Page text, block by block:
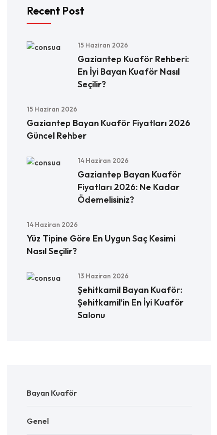
Recent Post
15 Haziran 2026
Gaziantep Kuaför Rehberi:
En İyi Bayan Kuaför Nasıl
Seçilir?
15 Haziran 2026
Gaziantep Bayan Kuaför Fiyatları 2026
Güncel Rehber
14 Haziran 2026
Gaziantep Bayan Kuaför
Fiyatları 2026: Ne Kadar
Ödemelisiniz?
14 Haziran 2026
Yüz Tipine Göre En Uygun Saç Kesimi
Nasıl Seçilir?
13 Haziran 2026
Şehitkamil Bayan Kuaför:
Şehitkamil’in En İyi Kuaför
Salonu
Bayan Kuaför
Genel